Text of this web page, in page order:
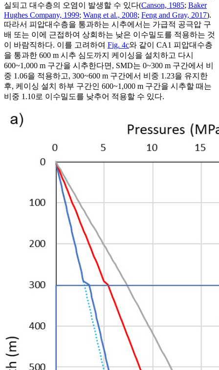
실되고 대수층의 오염이 발생할 수 있다(Canson, 1985; Baker
Hughes Company, 1999; Wang et al., 2008; Feng and Gray, 2017).
따라서 피압대수층을 통과하는 시추에서는 가급적 공극압 구
배 또는 이에 근접하여 상회하는 낮은 이수밀도를 적용하는 것
이 바람직하다. 이를 고려하여 Fig. 4c와 같이 CA1 피압대수층
을 통과한 600 m 시추 심도까지 케이싱을 설치하고 다시
600~1,000 m 구간을 시추한다면, SMD는 0~300 m 구간에서 비
중 1.06을 적용하고, 300~600 m 구간에서 비중 1.23을 유지한
후, 케이싱 설치 하부 구간인 600~1,000 m 구간을 시추할 때는
비중 1.10로 이수밀도를 낮추어 적용할 수 있다.